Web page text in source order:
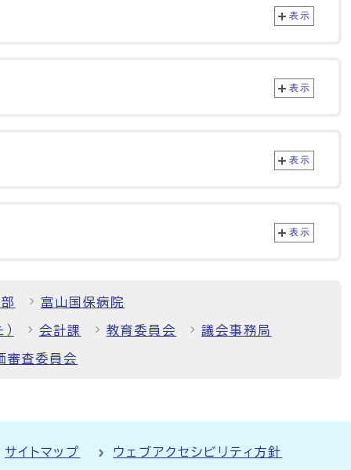
表示
表示
表示
表示
富山国保病院
会計課 教育委員会 議会事務局
審査委員会
サイトマップ ウェブアクセシビリティ方針